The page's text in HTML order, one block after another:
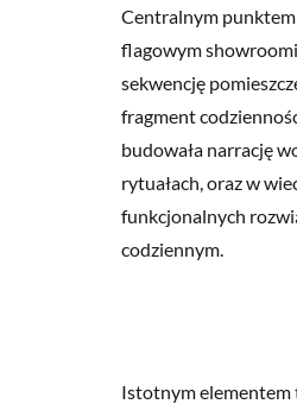
Centralnym punktem
flagowym
sekwencję
fragment
budowała narrację
rytuałach, oraz w
funkcjonalnych
codziennym.
Istotnym elementem